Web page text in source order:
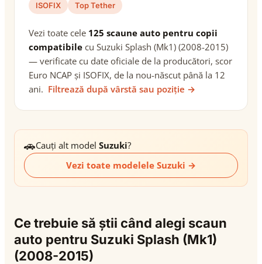
ISOFIX
Top Tether
Vezi toate cele 125 scaune auto pentru copii
compatibile cu Suzuki Splash (Mk1) (2008-2015)
— verificate cu date oficiale de la producători, scor
Euro NCAP și ISOFIX, de la nou-născut până la 12
ani. Filtrează după vârstă sau poziție →
🚗Cauți alt model Suzuki?
Vezi toate modelele Suzuki →
Ce trebuie să știi când alegi scaun
auto pentru Suzuki Splash (Mk1)
(2008-2015)